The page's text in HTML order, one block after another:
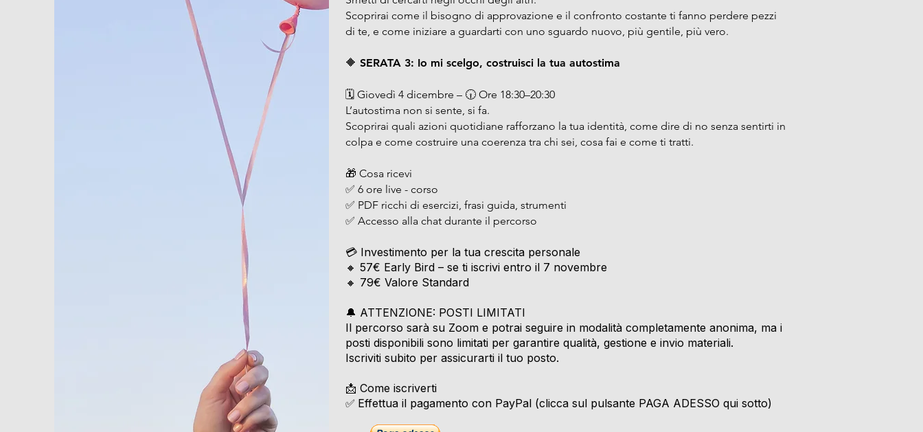
Scoprirai come il bisogno di approvazione e il confronto costante ti fanno perdere pezzi
di te, e come iniziare a guardarti con uno sguardo nuovo, più gentile, più vero.
🔶 SERATA 3: Io mi scelgo, costruisci la tua autostima
🗓️ Giovedì 4 dicembre – 🕡 Ore 18:30–20:30
L’autostima non si sente, si fa.
Scoprirai quali azioni quotidiane rafforzano la tua identità, come dire di no senza sentirti in
colpa e come costruire una coerenza tra chi sei, cosa fai e come ti tratti.
🎁 Cosa ricevi
✅ 6 ore live - corso
✅ PDF ricchi di esercizi, frasi guida, strumenti
✅ Accesso alla chat durante il percorso
💳 Investimento per la tua crescita personale
🔸 57€ Early Bird – se ti iscrivi entro il 7 novembre
🔸 79€ Valore Standard
🔔 ATTENZIONE: POSTI LIMITATI
Il percorso sarà su Zoom e potrai seguire in modalità completamente anonima, ma i
posti disponibili sono limitati per garantire qualità, gestione e invio materiali.
Iscriviti subito per assicurarti il tuo posto.
📩 Come iscriverti
✅ Effettua il pagamento con PayPal (clicca sul pulsante PAGA ADESSO qui sotto)